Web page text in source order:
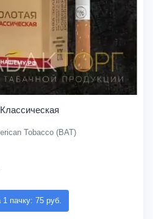
Tobacco (BAT)
1 пачку: 75 руб.